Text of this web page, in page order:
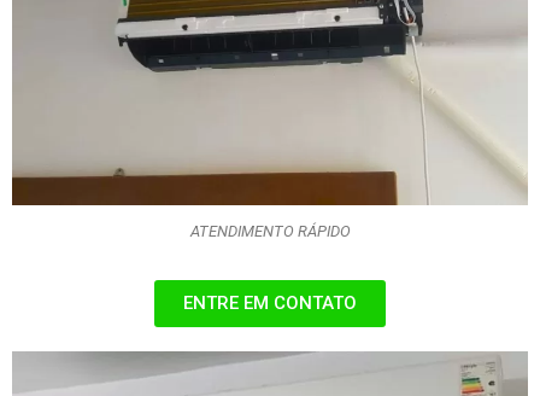
ATENDIMENTO RÁPIDO
ENTRE EM CONTATO